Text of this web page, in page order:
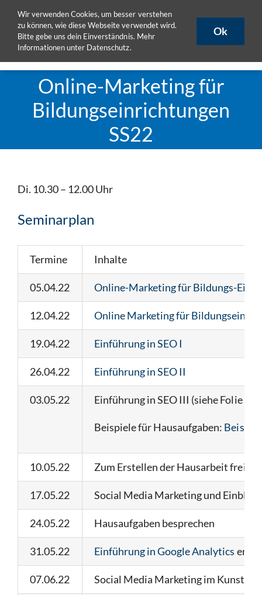
Inhalt
springen
ULB ULB-Katalog HISLSF
Toggle
Aktuelles
Projekte
Publikationen
Seminare
Online-Marketing für
Bildungseinrichtungen
SS22
Di. 10.30 – 12.00 Uhr
Seminarplan
Termine Inhalte
05.04.22 Online-Marketing für Bildungs-
12.04.22 Online Marketing für
19.04.22 Einführung in SEO I
26.04.22 Einführung in SEO II
03.05.22 Einführung in SEO III (siehe Folie II)
Beispiele für Hausaufgaben:
10.05.22 Zum Erstellen der Hausarbeit
17.05.22 Social Media Marketing und
24.05.22 Hausaufgaben besprechen
31.05.22 Einführung in Google Analytics
07.06.22 Social Media Marketing im
Wir verwenden Cookies, um besser verstehen
zu können, wie diese Webseite verwendet wird.
Bitte gebe uns dein Einverständnis. Mehr
Informationen unter Datenschutz.
Ok